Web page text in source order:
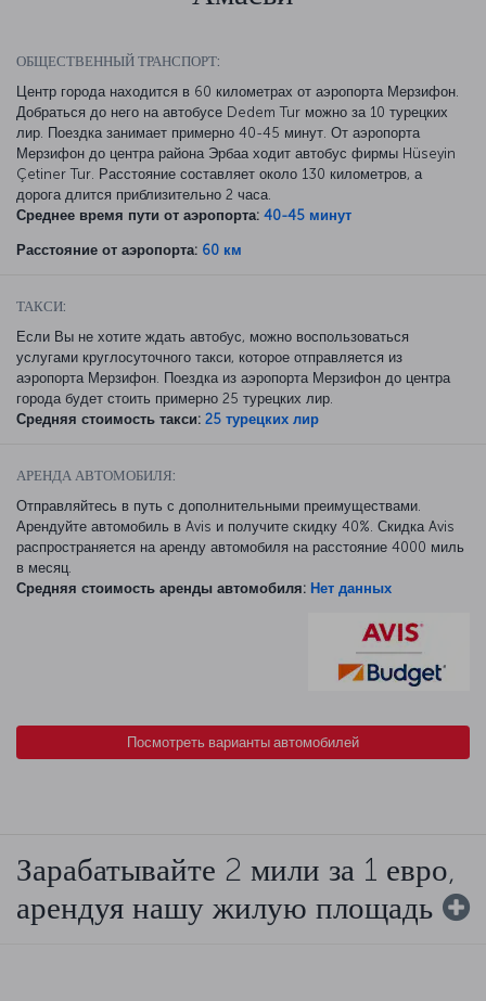
ОБЩЕСТВЕННЫЙ ТРАНСПОРТ:
Центр города находится в 60 километрах от аэропорта Мерзифон.
Добраться до него на автобусе Dedem Tur можно за 10 турецких
лир. Поездка занимает примерно 40-45 минут. От аэропорта
Мерзифон до центра района Эрбаа ходит автобус фирмы Hüseyin
Çetiner Tur. Расстояние составляет около 130 километров, а
дорога длится приблизительно 2 часа.
Среднее время пути от аэропорта: 40-45 минут
Расстояние от аэропорта: 60 км
ТАКСИ:
Если Вы не хотите ждать автобус, можно воспользоваться
услугами круглосуточного такси, которое отправляется из
аэропорта Мерзифон. Поездка из аэропорта Мерзифон до центра
города будет стоить примерно 25 турецких лир.
Средняя стоимость такси: 25 турецких лир
АРЕНДА АВТОМОБИЛЯ:
Отправляйтесь в путь с дополнительными преимуществами.
Арендуйте автомобиль в Avis и получите скидку 40%. Скидка Avis
распространяется на аренду автомобиля на расстояние 4000 миль
в месяц.
Средняя стоимость аренды автомобиля: Нет данных
Посмотреть варианты автомобилей
Зарабатывайте 2 мили за 1 евро,
арендуя нашу жилую площадь